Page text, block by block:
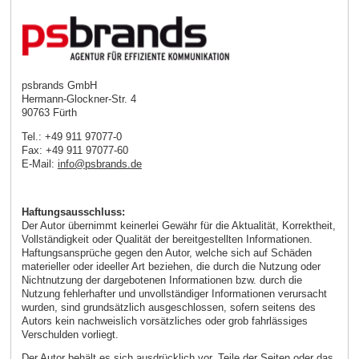
psbrands GmbH
Hermann-Glockner-Str. 4
90763 Fürth
Tel.: +49 911 97077-0
Fax: +49 911 97077-60
E-Mail: info@psbrands.de
Haftungsausschluss:
Der Autor übernimmt keinerlei Gewähr für die Aktualität, Korrektheit,
Vollständigkeit oder Qualität der bereitgestellten Informationen.
Haftungsansprüche gegen den Autor, welche sich auf Schäden
materieller oder ideeller Art beziehen, die durch die Nutzung oder
Nichtnutzung der dargebotenen Informationen bzw. durch die
Nutzung fehlerhafter und unvollständiger Informationen verursacht
wurden, sind grundsätzlich ausgeschlossen, sofern seitens des
Autors kein nachweislich vorsätzliches oder grob fahrlässiges
Verschulden vorliegt.